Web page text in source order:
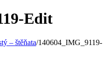
Edit
– štěňata/140604_IMG_9119-